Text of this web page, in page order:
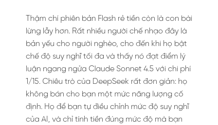
Thậm chí phiên bản Flash rẻ tiền còn là con bài
lừng lẫy hơn. Rất nhiều người chế nhạo đây là
bản yếu cho người nghèo, cho đến khi họ bật
chế độ suy nghĩ tối đa và thấy nó đạt điểm lý
luận ngang ngửa Claude Sonnet 4.5 với chi phí
1/15. Chiêu trò của DeepSeek rất đơn giản: họ
không bán cho bạn một mức năng lượng cố
định. Họ để bạn tự điều chỉnh mức độ suy nghĩ
của AI, và chỉ tính tiền đúng mức độ mà bạn